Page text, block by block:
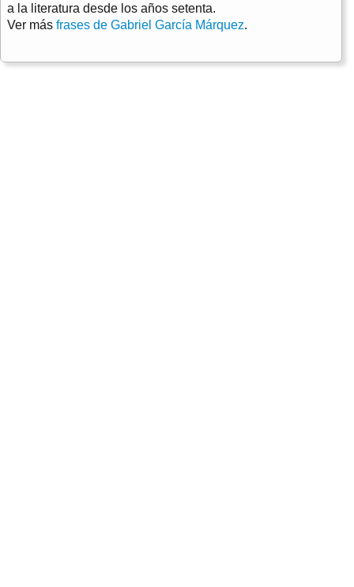
a la literatura desde los años setenta.
Ver más frases de Gabriel García Márquez.